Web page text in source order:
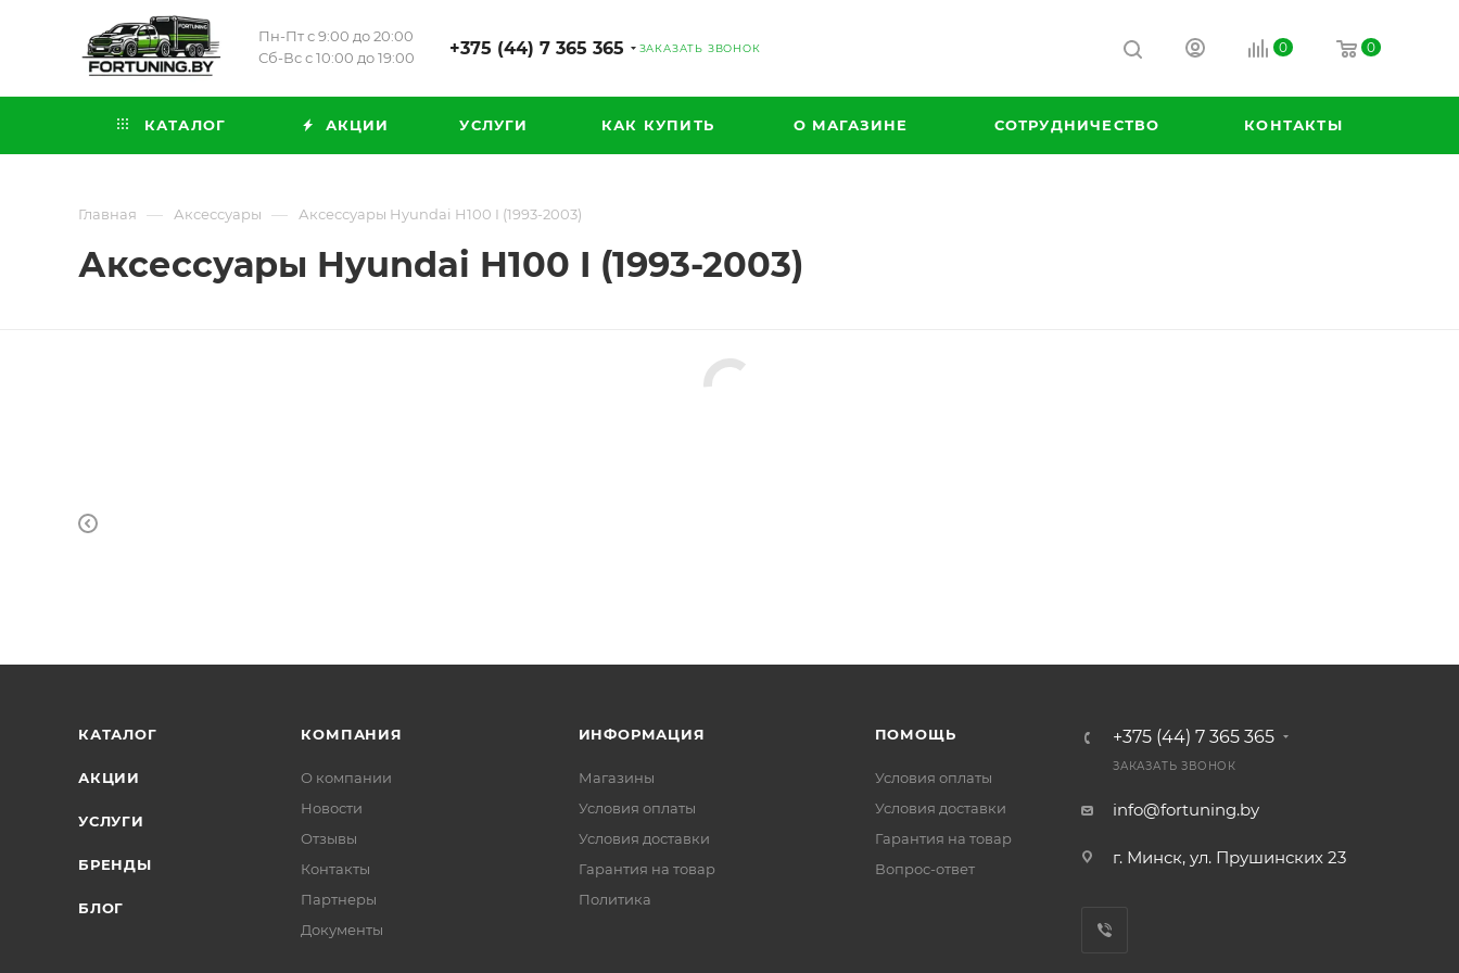
Пн-Пт с 9:00 до 20:00
Сб-Вс с 10:00 до 19:00
+375 (44) 7 365 365 ЗАКАЗАТЬ ЗВОНОК 0 0
КАТАЛОГ АКЦИИ УСЛУГИ КАК КУПИТЬ О МАГАЗИНЕ СОТРУДНИЧЕСТВО КОНТАКТЫ
Главная — Аксессуары — Аксессуары Hyundai H100 I (1993-2003)
Аксессуары Hyundai H100 I (1993-2003)
КАТАЛОГ
АКЦИИ
УСЛУГИ
БРЕНДЫ
БЛОГ
КОМПАНИЯ
О компании
Новости
Отзывы
Контакты
Партнеры
Документы
ИНФОРМАЦИЯ
Магазины
Условия оплаты
Условия доставки
Гарантия на товар
Политика
ПОМОЩЬ
Условия оплаты
Условия доставки
Гарантия на товар
Вопрос-ответ
+375 (44) 7 365 365
ЗАКАЗАТЬ ЗВОНОК
info@fortuning.by
г. Минск, ул. Прушинских 23